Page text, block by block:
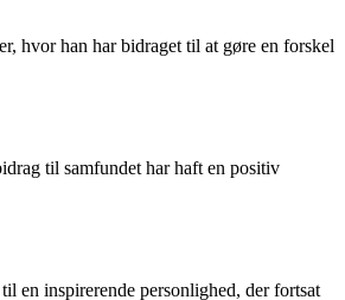
hvor han har bidraget til at gøre en forskel
til samfundet har haft en positiv
en inspirerende personlighed, der fortsat